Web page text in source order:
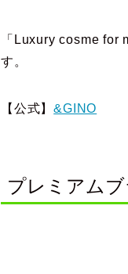
「Luxury cosme for
す。
【公式】&GINO
プレミアム